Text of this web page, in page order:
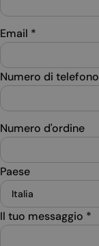
Email *
Numero di telefono
Numero d'ordine
Paese
Il tuo messaggio *